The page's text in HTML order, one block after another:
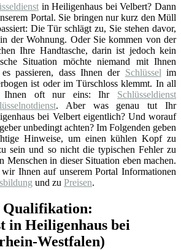
in Heiligenhaus bei Velbert? Dann
Portal. Sie bringen nur kurz den Müll
Die Tür schlägt zu, Sie stehen davor,
der Wohnung. Oder Sie kommen von der
Ihre Handtasche, darin ist jedoch kein
Situation möchte niemand mit Ihnen
passieren, dass Ihnen der Schlüssel im
ist oder im Türschloss klemmt. In all
Ihnen oft nur eins: Ihr Schlüsseldienst
. Aber was genau tut Ihr
bei Velbert eigentlich? Und worauf
unbedingt achten? Im Folgenden geben
Hinweise, um einen kühlen Kopf zu
sein und so nicht die typischen Fehler zu
Menschen in dieser Situation eben machen.
Ihnen auf unserem Portal Informationen
und zu Preisen.
Qualifikation:
in Heiligenhaus bei
Westfalen)